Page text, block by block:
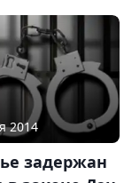
2014
задержан